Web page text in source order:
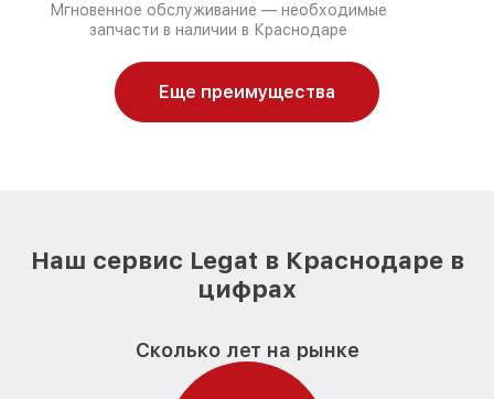
Мгновенное обслуживание — необходимые
запчасти в наличии в Краснодаре
Еще преимущества
Наш сервис Legat в Краснодаре в
цифрах
Сколько лет на рынке